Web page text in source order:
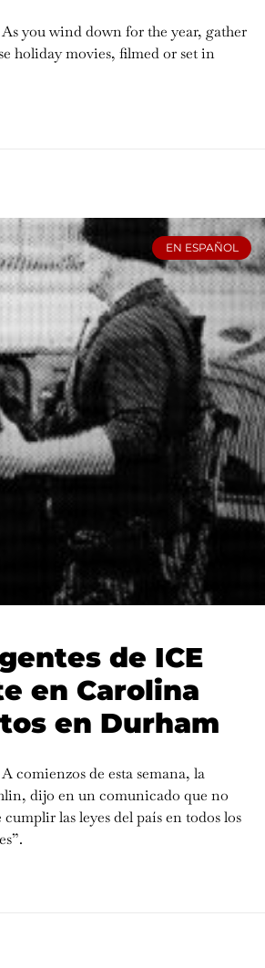
you wind down for the year, gather
holiday movies, filmed or set in
EN ESPAÑOL
de ICE
en Carolina
en Durham
comienzos de esta semana, la
dijo en un comunicado que no
las leyes del país en todos los